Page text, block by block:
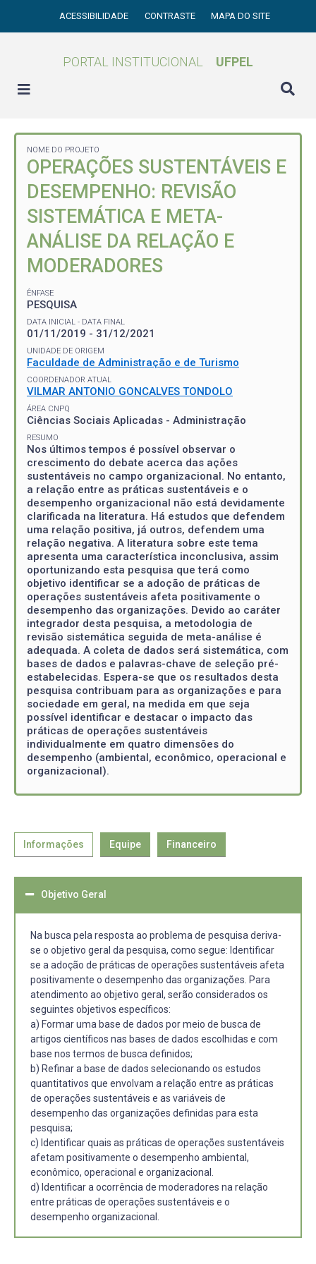
ACESSIBILIDADE CONTRASTE MAPA DO SITE
PORTAL INSTITUCIONAL UFPEL
NOME DO PROJETO
OPERAÇÕES SUSTENTÁVEIS E
DESEMPENHO: REVISÃO
SISTEMÁTICA E META-
ANÁLISE DA RELAÇÃO E
MODERADORES
ÊNFASE
PESQUISA
DATA INICIAL - DATA FINAL
01/11/2019 - 31/12/2021
UNIDADE DE ORIGEM
Faculdade de Administração e de Turismo
COORDENADOR ATUAL
VILMAR ANTONIO GONCALVES TONDOLO
ÁREA CNPQ
Ciências Sociais Aplicadas - Administração
RESUMO
Nos últimos tempos é possível observar o
crescimento do debate acerca das ações
sustentáveis no campo organizacional. No entanto,
a relação entre as práticas sustentáveis e o
desempenho organizacional não está devidamente
clarificada na literatura. Há estudos que defendem
uma relação positiva, já outros, defendem uma
relação negativa. A literatura sobre este tema
apresenta uma característica inconclusiva, assim
oportunizando esta pesquisa que terá como
objetivo identificar se a adoção de práticas de
operações sustentáveis afeta positivamente o
desempenho das organizações. Devido ao caráter
integrador desta pesquisa, a metodologia de
revisão sistemática seguida de meta-análise é
adequada. A coleta de dados será sistemática, com
bases de dados e palavras-chave de seleção pré-
estabelecidas. Espera-se que os resultados desta
pesquisa contribuam para as organizações e para
sociedade em geral, na medida em que seja
possível identificar e destacar o impacto das
práticas de operações sustentáveis
individualmente em quatro dimensões do
desempenho (ambiental, econômico, operacional e
organizacional).
Informações Equipe Financeiro
Objetivo Geral
Na busca pela resposta ao problema de pesquisa deriva-
se o objetivo geral da pesquisa, como segue: Identificar
se a adoção de práticas de operações sustentáveis afeta
positivamente o desempenho das organizações. Para
atendimento ao objetivo geral, serão considerados os
seguintes objetivos específicos:
a) Formar uma base de dados por meio de busca de
artigos científicos nas bases de dados escolhidas e com
base nos termos de busca definidos;
b) Refinar a base de dados selecionando os estudos
quantitativos que envolvam a relação entre as práticas
de operações sustentáveis e as variáveis de
desempenho das organizações definidas para esta
pesquisa;
c) Identificar quais as práticas de operações sustentáveis
afetam positivamente o desempenho ambiental,
econômico, operacional e organizacional.
d) Identificar a ocorrência de moderadores na relação
entre práticas de operações sustentáveis e o
desempenho organizacional.